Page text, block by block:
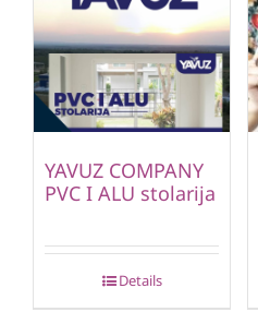
YAVUZ COMPANY
PVC I ALU stolarija
Details